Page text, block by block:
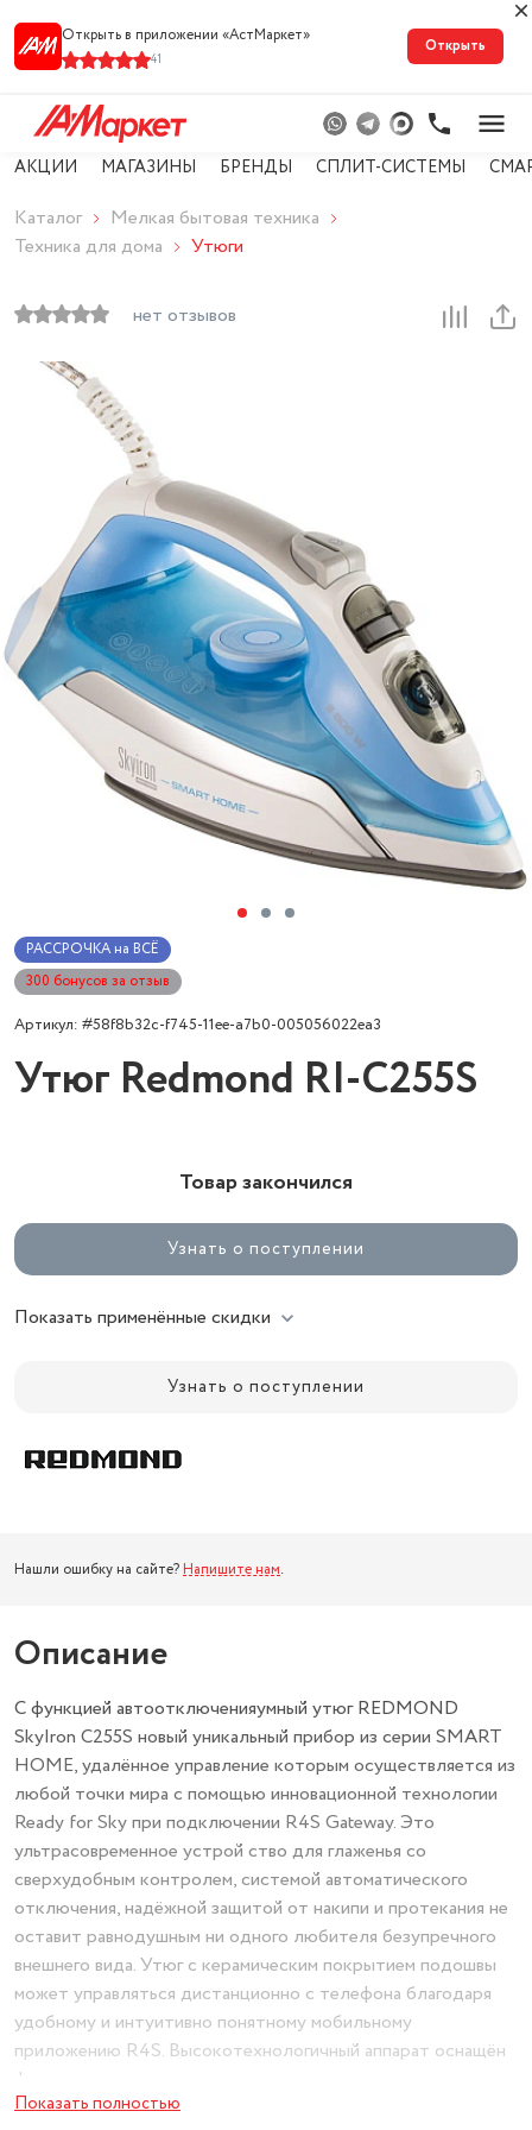
Открыть в приложении «АстМарке‪т‬»
41
Открыть
АКЦИИ МАГАЗИНЫ БРЕНДЫ СПЛИТ-СИСТЕМЫ
Каталог
Мелкая бытовая техника
Техника для дома
Утюги
нет отзывов
РАССРОЧКА на ВСЁ
300 бонусов за отзыв
Артикул: #58f8b32c-f745-11ee-a7b0-005056022ea3
Утюг Redmond RI-C255S
Товар закончился
Узнать о поступлении
Показать применённые скидки
Узнать о поступлении
Нашли ошибку на сайте? Напишите нам.
Описание
С функцией автоотключенияумный утюг REDMOND
SkyIron C255S новый уникальный прибор из серии SMART
HOME, удалённое управление которым осуществляется из
любой точки мира с помощью инновационной технологии
Ready for Sky при подключении R4S Gateway. Это
ультрасовременное устрой ство для глаженья со
сверхудобным контролем, системой автоматического
отключения, надёжной защитой от накипи и протекания не
оставит равнодушным ни одного любителя безупречного
внешнего вида. Утюг с керамическим покрытием подошвы
может управляться дистанционно с телефона благодаря
удобному и интуитивно понятному мобильному
приложению R4S. Высокотехнологичный аппарат оснащён
функциями парового удара и вертикального отпаривания,
что позволит одержать победу в бескомпромиссной
Показать полностью